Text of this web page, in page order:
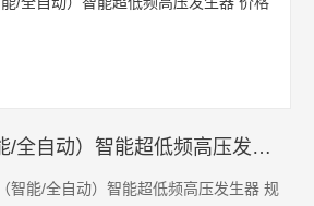
50KV/1.1μF（智能/全自动）智能超低频高压发生器 价格
智能/全自动）智能超低频高压发生器 规